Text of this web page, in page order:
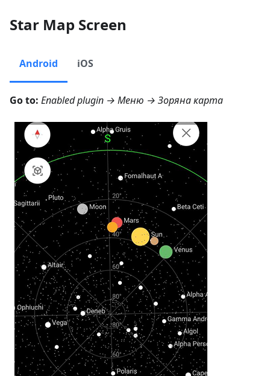
Star Map Screen
Android iOS
Go to: Enabled plugin → Меню → Зоряна карта